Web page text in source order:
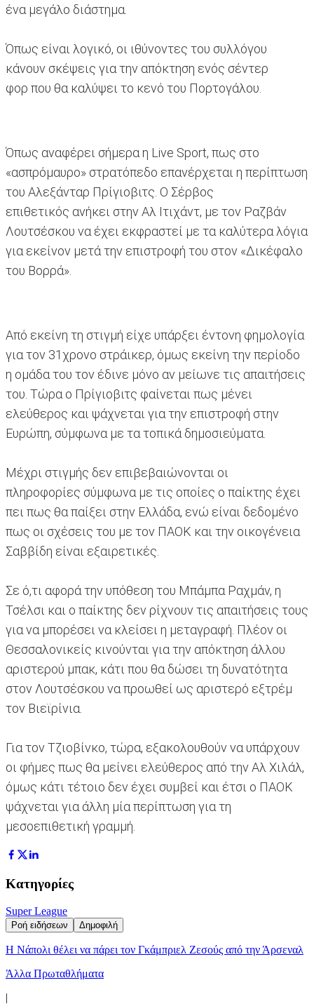
ένα μεγάλο διάστημα.
Όπως είναι λογικό, οι ιθύνοντες του συλλόγου
κάνουν σκέψεις για την απόκτηση ενός σέντερ
φορ που θα καλύψει το κενό του Πορτογάλου.
Όπως αναφέρει σήμερα η Live Sport, πως στο
«ασπρόμαυρο» στρατόπεδο επανέρχεται η περίπτωση
του Αλεξάνταρ Πρίγιοβιτς. Ο Σέρβος
επιθετικός ανήκει στην Αλ Ιτιχάντ, με τον Ραζβάν
Λουτσέσκου να έχει εκφραστεί με τα καλύτερα λόγια
για εκείνον μετά την επιστροφή του στον «Δικέφαλο
του Βορρά».
Από εκείνη τη στιγμή είχε υπάρξει έντονη φημολογία
για τον 31χρονο στράικερ, όμως εκείνη την περίοδο
η ομάδα του τον έδινε μόνο αν μείωνε τις απαιτήσεις
του. Τώρα ο Πρίγιοβιτς φαίνεται πως μένει
ελεύθερος και ψάχνεται για την επιστροφή στην
Ευρώπη, σύμφωνα με τα τοπικά δημοσιεύματα.
Μέχρι στιγμής δεν επιβεβαιώνονται οι
πληροφορίες σύμφωνα με τις οποίες ο παίκτης έχει
πει πως θα παίξει στην Ελλάδα, ενώ είναι δεδομένο
πως οι σχέσεις του με τον ΠΑΟΚ και την οικογένεια
Σαββίδη είναι εξαιρετικές.
Σε ό,τι αφορά την υπόθεση του Μπάμπα Ραχμάν, η
Τσέλσι και ο παίκτης δεν ρίχνουν τις απαιτήσεις τους
για να μπορέσει να κλείσει η μεταγραφή. Πλέον οι
Θεσσαλονικείς κινούνται για την απόκτηση άλλου
αριστερού μπακ, κάτι που θα δώσει τη δυνατότητα
στον Λουτσέσκου να προωθεί ως αριστερό εξτρέμ
τον Βιεϊρίνια.
Για τον Τζιοβίνκο, τώρα, εξακολουθούν να υπάρχουν
οι φήμες πως θα μείνει ελεύθερος από την Αλ Χιλάλ,
όμως κάτι τέτοιο δεν έχει συμβεί και έτσι ο ΠΑΟΚ
ψάχνεται για άλλη μία περίπτωση για τη
μεσοεπιθετική γραμμή.
Κατηγορίες
Super League
Ροή ειδήσεων Δημοφιλή
Η Νάπολι θέλει να πάρει τον Γκάμπριελ Ζεσούς από την Άρσεναλ
Άλλα Πρωταθλήματα
|